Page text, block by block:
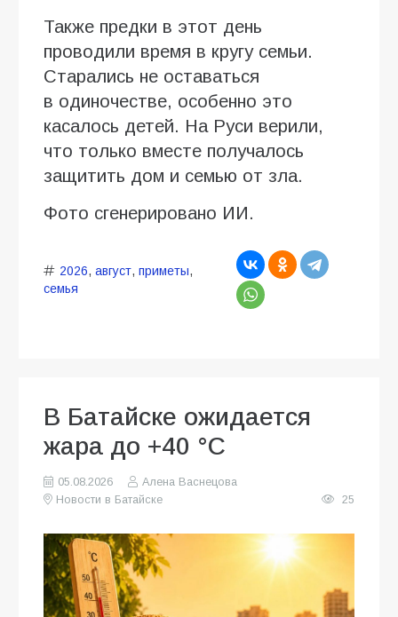
Также предки в этот день
проводили время в кругу семьи.
Старались не оставаться
в одиночестве, особенно это
касалось детей. На Руси верили,
что только вместе получалось
защитить дом и семью от зла.
Фото сгенерировано ИИ.
2026, август, приметы,
семья
В Батайске ожидается
жара до +40 °C
05.08.2026
Алена Васнецова
Новости в Батайске
25